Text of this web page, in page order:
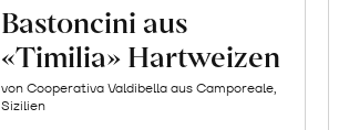
Bastoncini aus
«Timilia» Hartweizen
von Cooperativa Valdibella aus Camporeale,
Sizilien